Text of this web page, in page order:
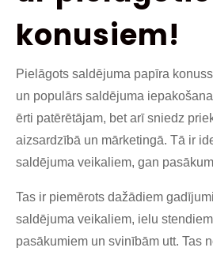
konusiem!
Pielāgots saldējuma papīra
un populārs saldējuma
ērti patērētājam, bet arī sniedz
aizsardzībā un mārketingā. Tā ir
saldējuma veikaliem, gan
Tas ir piemērots dažādiem
saldējuma veikaliem, ielu
pasākumiem un svinībām utt. Tas